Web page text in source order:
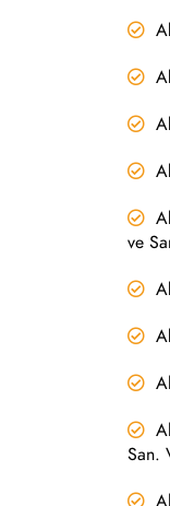
ve
San.